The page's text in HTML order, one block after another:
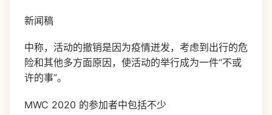
新闻稿
中称，活动的撤销是因为疫情迸发，考虑到出行的危
险和其他多方面原因，使活动的举行成为一件“不或
许的事”。
MWC 2020 的参加者中包括不少